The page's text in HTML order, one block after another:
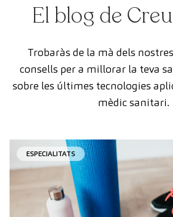
El blog de
Trobaràs de la mà dels
consells per a millorar la teva
sobre les últimes tecnologies
mèdic sanitari.
ESPECIALITATS